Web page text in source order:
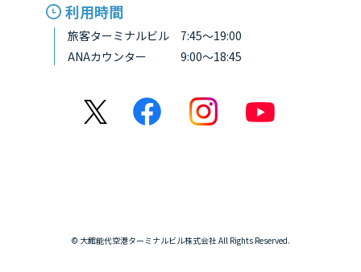
利用時間
旅客ターミナルビル 7:45～19:00
ANAカウンター 9:00～18:45
© 大館能代空港ターミナルビル株式会社 All Rights Reserved.